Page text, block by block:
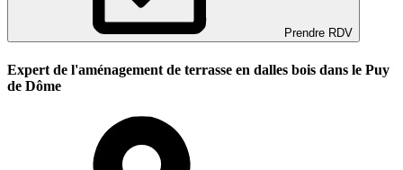
Prendre RDV
Expert de l'aménagement de terrasse en dalles bois dans le Puy
de Dôme